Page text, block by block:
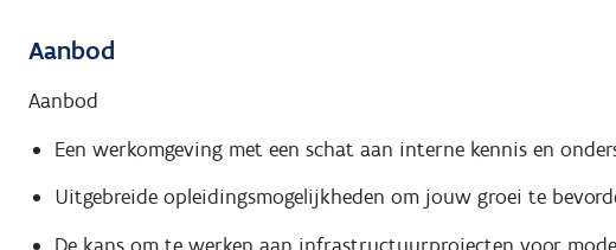
Aanbod
Aanbod
Een werkomgeving met een schat aan interne kennis en
Uitgebreide opleidingsmogelijkheden om jouw groei te
De kans om te werken aan infrastructuurprojecten voor